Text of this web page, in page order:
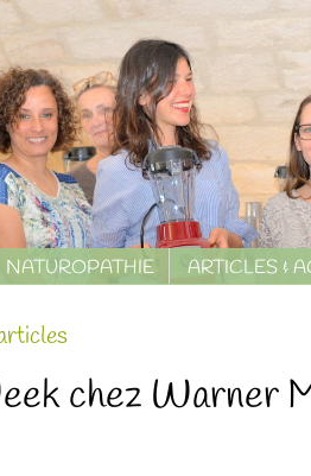
NATUROPATHIE ARTICLES &
chez Warner